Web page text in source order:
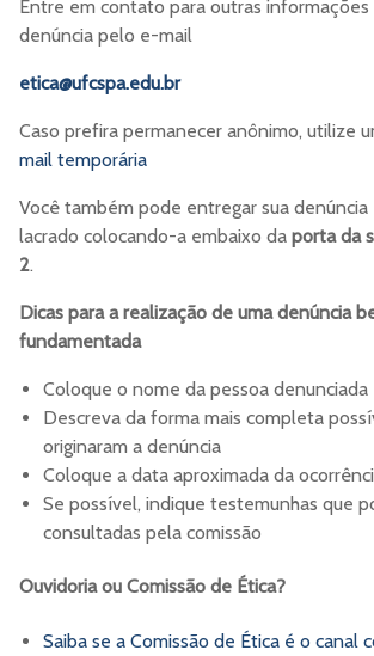
Entre em contato para outras informações
denúncia pelo e-mail
etica@ufcspa.edu.br
Caso prefira permanecer anônimo, utilize
mail temporária
Você também pode entregar sua
lacrado colocando-a embaixo da porta da
2.
Dicas para a realização de uma denúncia
fundamentada
Coloque o nome da pessoa denunciada
Descreva da forma mais completa
originaram a denúncia
Coloque a data aproximada da
Se possível, indique testemunhas que
consultadas pela comissão
Ouvidoria ou Comissão de Ética?
Saiba se a Comissão de Ética é o canal